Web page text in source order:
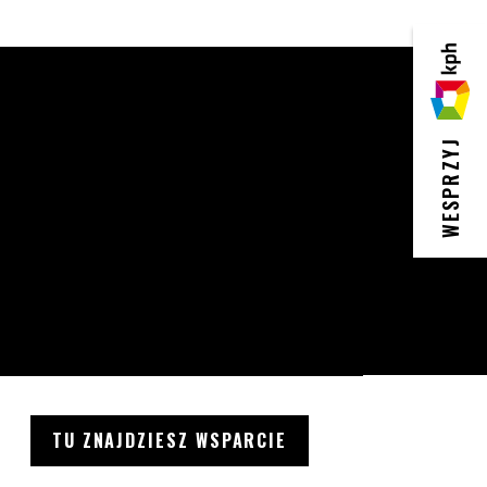
WESPRZYJ
KPH
TU ZNAJDZIESZ WSPARCIE